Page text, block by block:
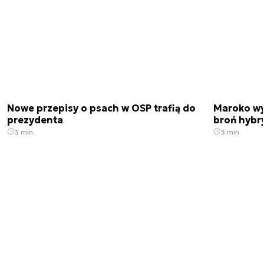
Nowe przepisy o psach w OSP trafią do
prezydenta
3 min.
Maroko
broń
3 min.